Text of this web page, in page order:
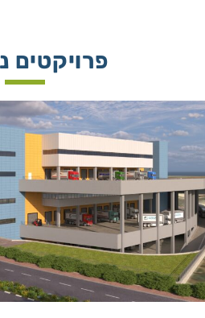
פרויקטים